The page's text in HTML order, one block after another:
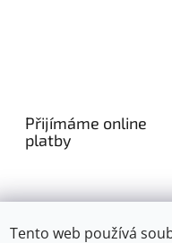
Tento web používá
Přijímáme online
platby